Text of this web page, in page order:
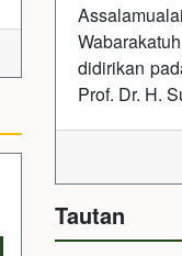
didirikan
Prof. Dr. H.
Tautan